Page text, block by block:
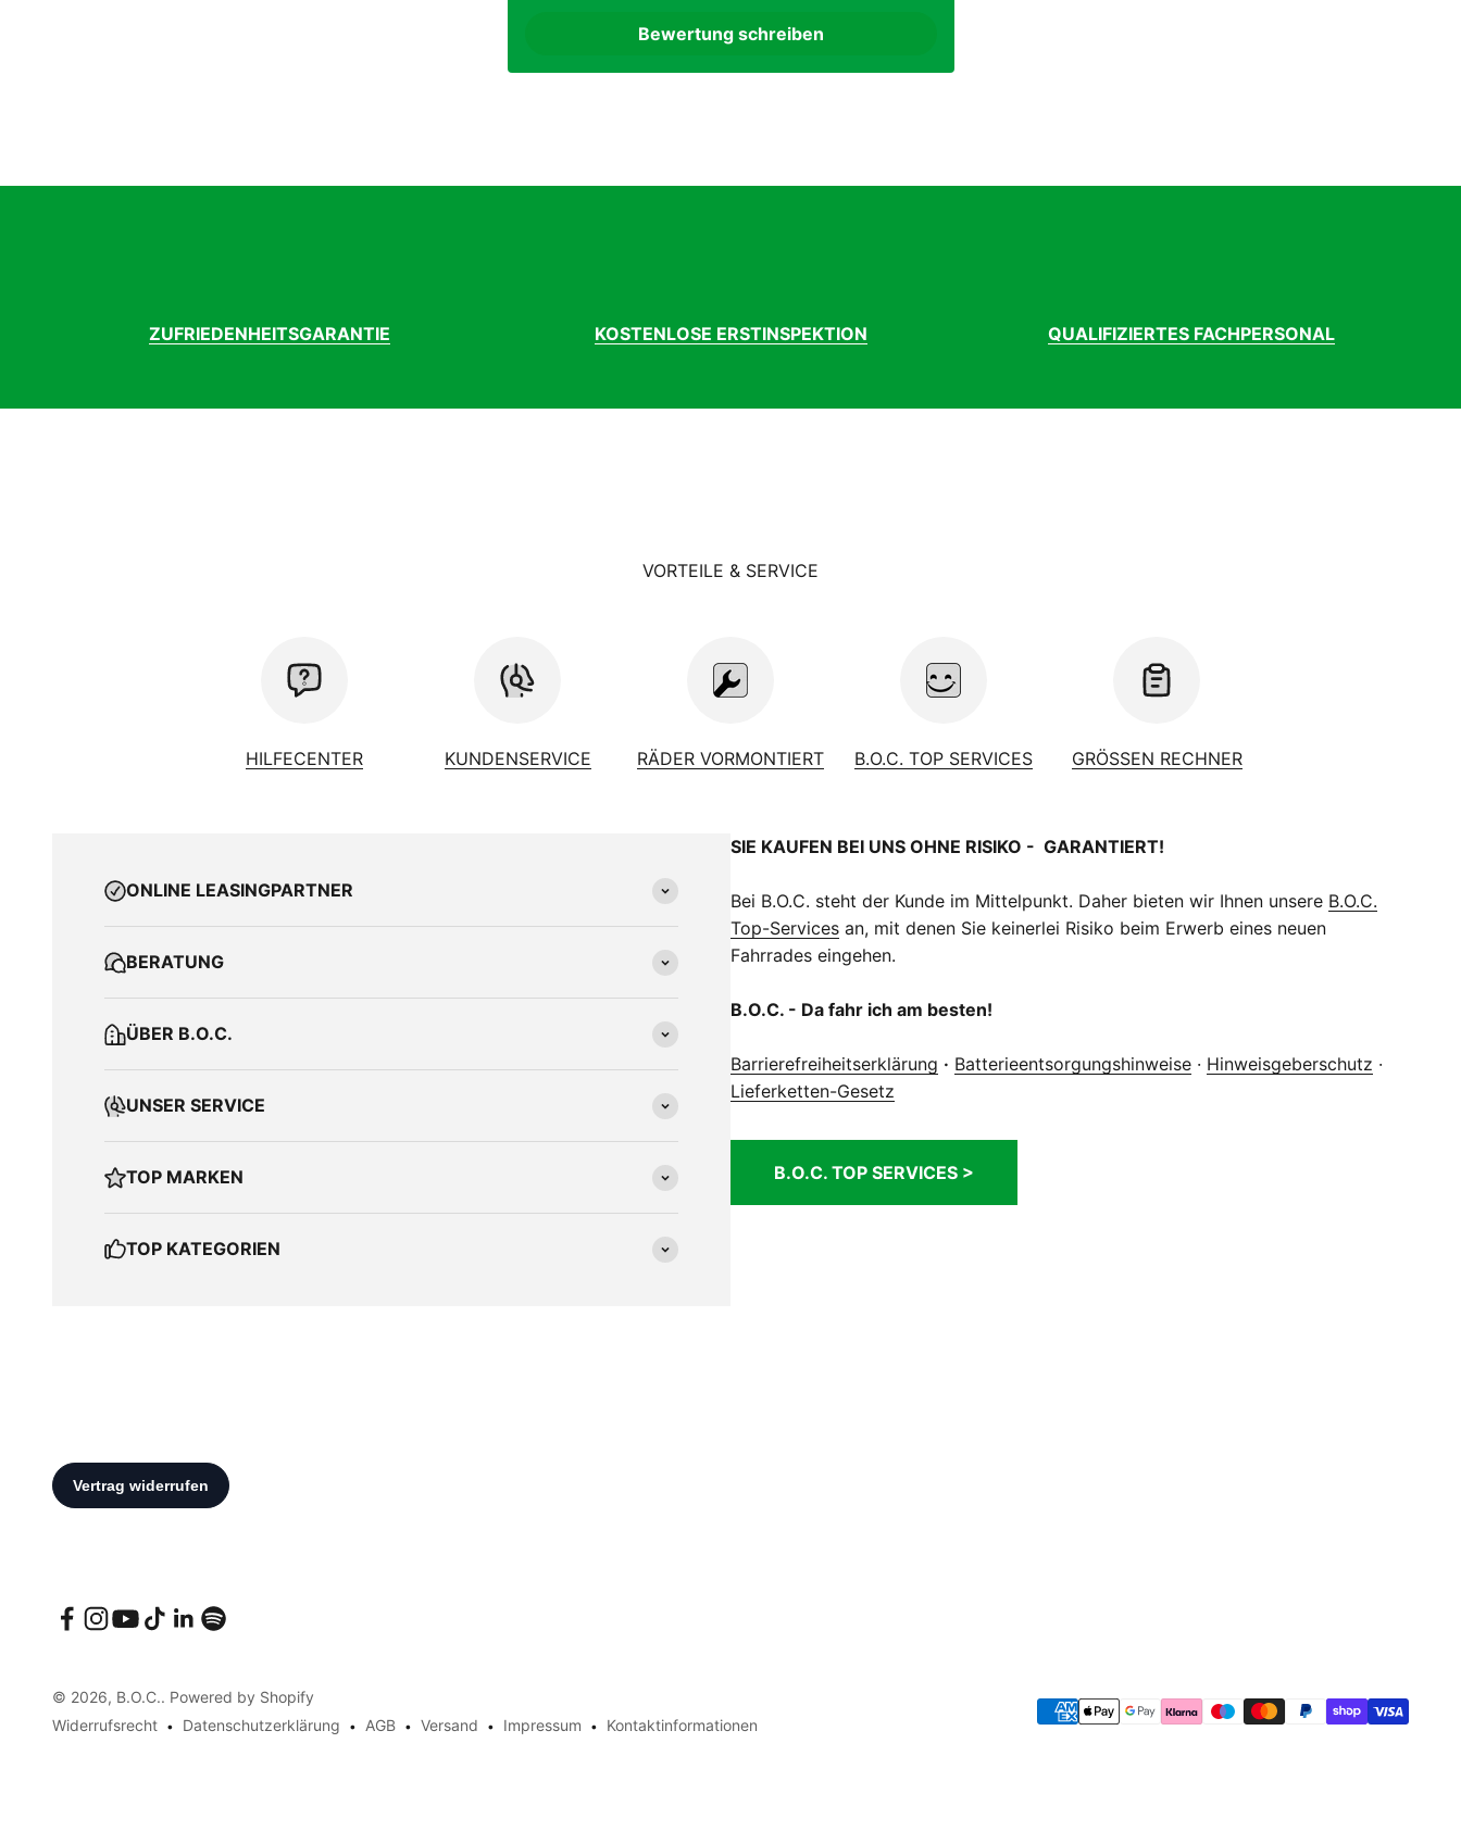
Bewertung schreiben
ZUFRIEDENHEITSGARANTIE KOSTENLOSE ERSTINSPEKTION QUALIFIZIERTES FACHPERSONAL
VORTEILE & SERVICE
HILFECENTER KUNDENSERVICE RÄDER VORMONTIERT B.O.C. TOP SERVICES GRÖSSEN RECHNER
SIE KAUFEN BEI UNS OHNE RISIKO - GARANTIERT!
Bei B.O.C. steht der Kunde im Mittelpunkt. Daher bieten wir Ihnen unsere B.O.C.
Top-Services an, mit denen Sie keinerlei Risiko beim Erwerb eines neuen
Fahrrades eingehen.
B.O.C. - Da fahr ich am besten!
Barrierefreiheitserklärung · Batterieentsorgungshinweise · Hinweisgeberschutz ·
Lieferketten-Gesetz
B.O.C. TOP SERVICES >
ONLINE LEASINGPARTNER
BERATUNG
ÜBER B.O.C.
UNSER SERVICE
TOP MARKEN
TOP KATEGORIEN
© 2026, B.O.C.. Powered by Shopify
Widerrufsrecht
Datenschutzerklärung AGB Versand Impressum Kontaktinformationen